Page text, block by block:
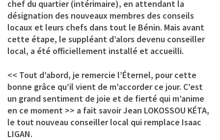
chef du quartier (intérimaire), en attendant la
désignation des nouveaux membres des conseils
locaux et leurs chefs dans tout le Bénin. Mais avant
cette étape, le suppléant d’alors devenu conseiller
local, a été officiellement installé et accueilli.
<< Tout d’abord, je remercie l’Éternel, pour cette
bonne grâce qu’il vient de m’accorder ce jour. C’est
un grand sentiment de joie et de fierté qui m’anime
en ce moment >> a fait savoir Jean LOKOSSOU KÉTA,
le tout nouveau conseiller local qui remplace Isaac
LIGAN.